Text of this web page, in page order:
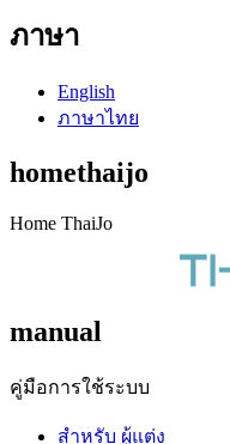
ภาษา
English
ภาษาไทย
homethaijo
Home ThaiJo
manual
คู่มือการใช้ระบบ
สำหรับ ผู้แต่ง